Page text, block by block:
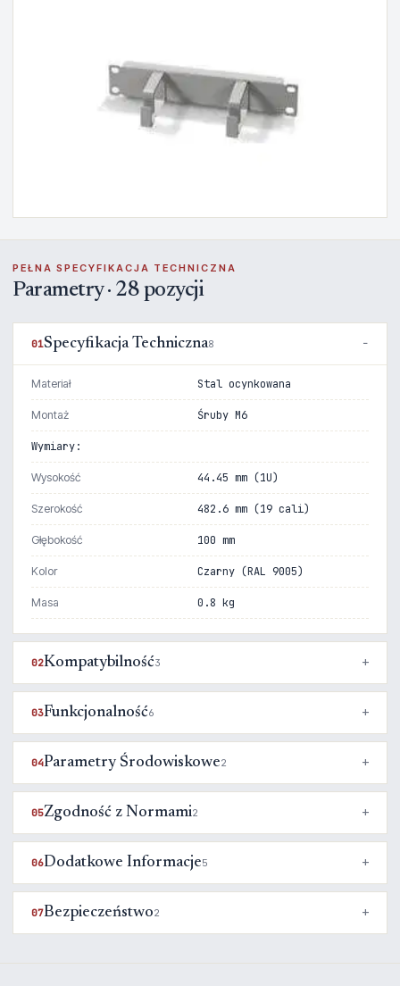
PEŁNA SPECYFIKACJA TECHNICZNA
Parametry · 28 pozycji
01Specyfikacja Techniczna8
Materiał Stal ocynkowana
Montaż Śruby M6
Wymiary:
Wysokość 44.45 mm (1U)
Szerokość 482.6 mm (19 cali)
Głębokość 100 mm
Kolor Czarny (RAL 9005)
Masa 0.8 kg
02Kompatybilność3
03Funkcjonalność6
04Parametry Środowiskowe2
05Zgodność z Normami2
06Dodatkowe Informacje5
07Bezpieczeństwo2